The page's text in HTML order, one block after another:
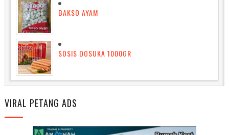
BAKSO AYAM
SOSIS DOSUKA 1000GR
VIRAL PETANG ADS